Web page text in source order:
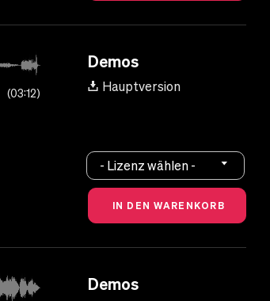
03:12
Demos
Hauptversion
- Lizenz wählen -
Demos